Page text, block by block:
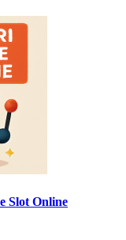
Slot Online